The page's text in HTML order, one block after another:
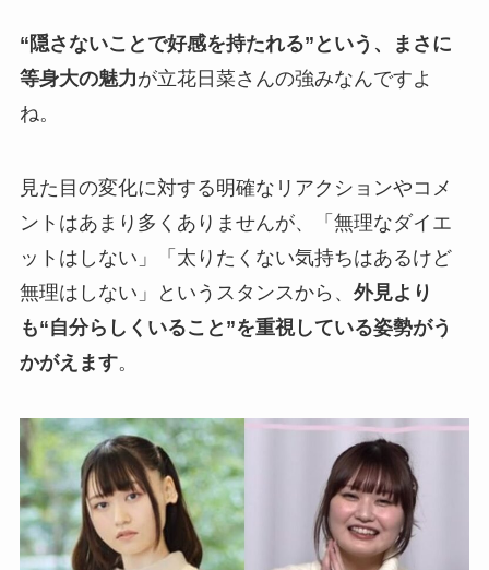
“隠さないことで好感を持たれる”という、まさに
等身大の魅力が立花日菜さんの強みなんですよ
ね。
見た目の変化に対する明確なリアクションやコメ
ントはあまり多くありませんが、「無理なダイエ
ットはしない」「太りたくない気持ちはあるけど
無理はしない」というスタンスから、 外見より
も“自分らしくいること”を重視している姿勢がう
かがえます。